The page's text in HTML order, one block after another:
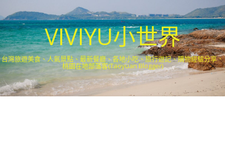
VIVIYU小世界
台灣旅遊美食、人氣景點、最新餐廳、各地小吃、旅行遊記、購物經驗分享．
桃園在地部落客(Taoyuan Blogger)